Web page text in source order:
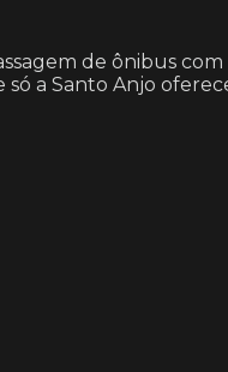
de ônibus
a Santo Anjo